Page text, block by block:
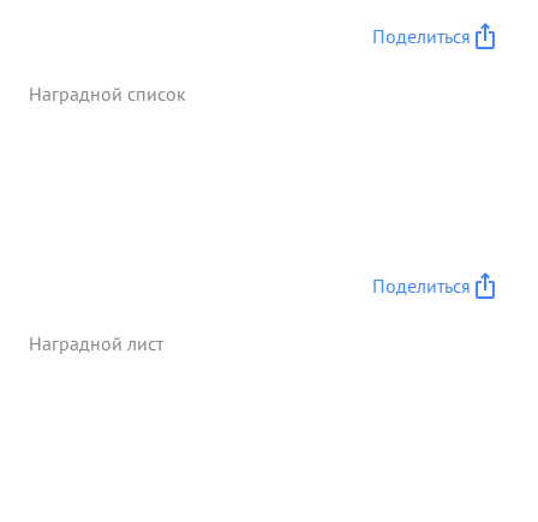
отличное выполнение заданий и Командования и
потопление 2-х транспортов в 7.000 и 18.000 тонн
достоин правительственной награды. ...»
Поделиться
Наградной список
Поделиться
Наградной лист